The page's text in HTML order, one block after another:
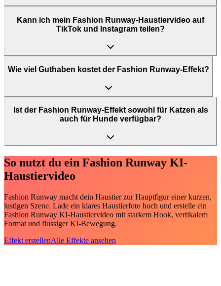
Kann ich mein Fashion Runway-Haustiervideo auf
TikTok und Instagram teilen?
Wie viel Guthaben kostet der Fashion Runway-Effekt?
Ist der Fashion Runway-Effekt sowohl für Katzen als
auch für Hunde verfügbar?
So nutzt du ein Fashion Runway KI-
Haustiervideo
Fashion Runway macht dein Haustier zur Hauptfigur einer kurzen,
lustigen Szene. Lade ein klares Haustierfoto hoch und erstelle ein
Fashion Runway KI-Haustiervideo mit starkem Hook, vertikalem
Format und flussiger KI-Bewegung.
Effekt erstellenAlle Effekte ansehen